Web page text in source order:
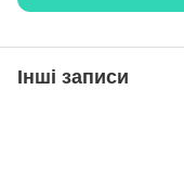
Інші записи